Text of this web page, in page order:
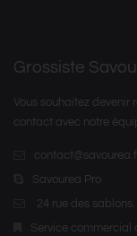
Grossiste
Vous souhaitez devenir
contact avec notre
Savourea Pro
24 rue des
Service commercial